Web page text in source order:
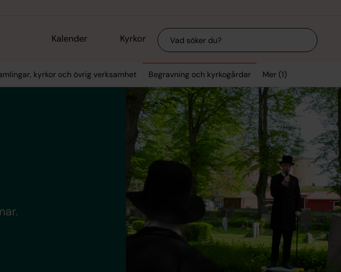
Kalender Kyrkor Sök
kyrkor och övrig verksamhet Begravning och kyrkogårdar Mer (1)